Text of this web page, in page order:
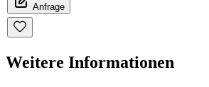
Anfrage
Weitere Informationen